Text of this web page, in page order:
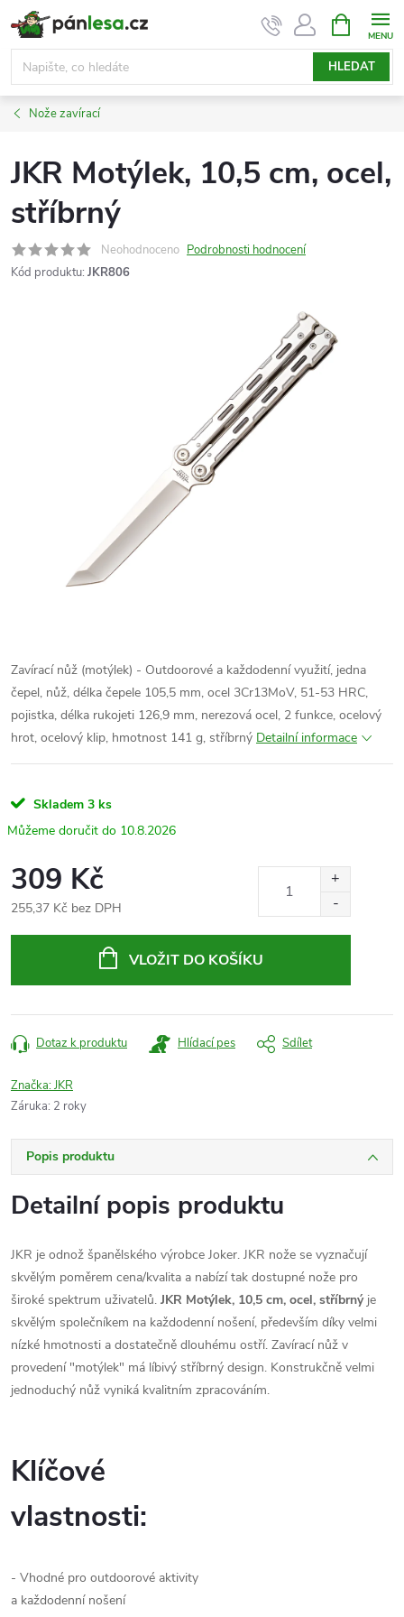
Přejít
na
obsah
HLEDAT
NÁKUPNÍ
KOŠÍK
Nože zavírací
JKR Motýlek, 10,5 cm, ocel,
stříbrný
Neohodnoceno Podrobnosti hodnocení
Kód produktu: JKR806
Zavírací nůž (motýlek) - Outdoorové a každodenní využití, jedna
čepel, nůž, délka čepele 105,5 mm, ocel 3Cr13MoV, 51-53 HRC,
pojistka, délka rukojeti 126,9 mm, nerezová ocel, 2 funkce, ocelový
hrot, ocelový klip, hmotnost 141 g, stříbrný Detailní informace
Skladem 3 ks
10.8.2026
309 Kč
255,37 Kč bez DPH
VLOŽIT DO KOŠÍKU
Dotaz k produktu Hlídací pes Sdílet
Značka:JKR
Záruka: 2 roky
Popis produktu
Detailní popis produktu
JKR je odnož španělského výrobce Joker. JKR nože se vyznačují
skvělým poměrem cena/kvalita a nabízí tak dostupné nože pro
široké spektrum uživatelů. JKR Motýlek, 10,5 cm, ocel, stříbrnýje
skvělým společníkem na každodenní nošení, především díky velmi
nízké hmotnosti a dostatečně dlouhému ostří. Zavírací nůž v
provedení "motýlek" má líbivý stříbrný design. Konstrukčně velmi
jednoduchý nůž vyniká kvalitním zpracováním.
Klíčové
vlastnosti:
- Vhodné pro outdoorové aktivity
a každodenní nošení